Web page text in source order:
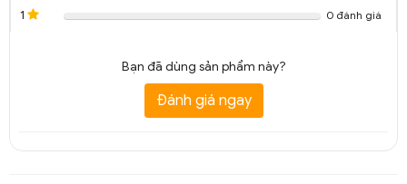
1 0 đánh giá
Bạn đã dùng sản phẩm này?
Đánh giá ngay